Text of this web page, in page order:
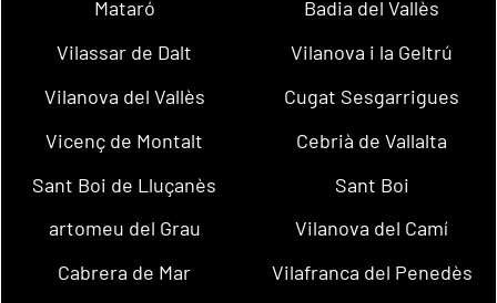
Mataró
Badia del Vallès
Vilassar de Dalt
Vilanova i la Geltrú
Vilanova del Vallès
Cugat Sesgarrigues
Vicenç de Montalt
Cebrià de Vallalta
Sant Boi de Lluçanès
Sant Boi
artomeu del Grau
Vilanova del Camí
Cabrera de Mar
Vilafranca del Penedès